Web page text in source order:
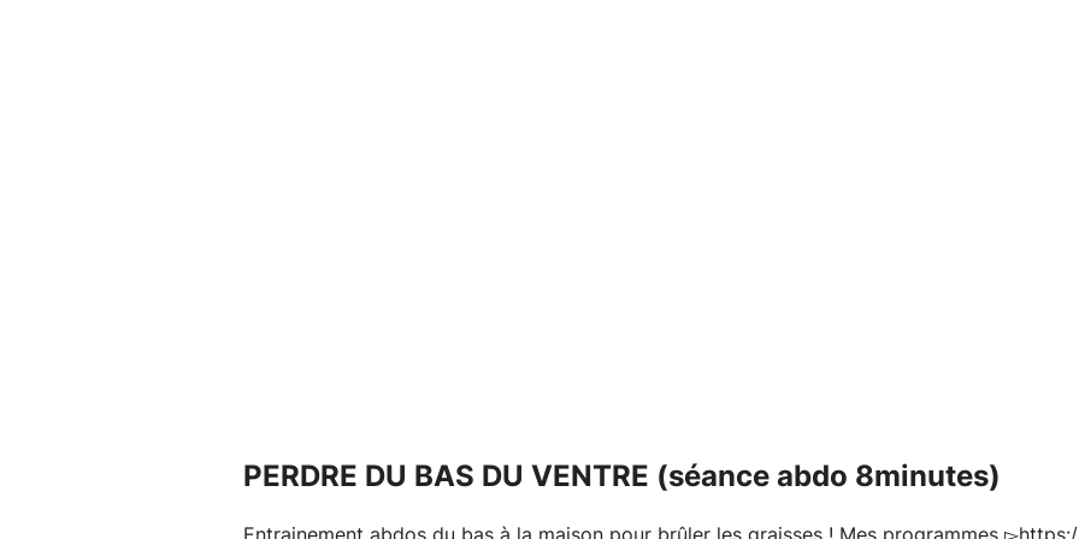
PERDRE DU BAS DU VENTRE (séance abdo 8minutes)
Entrainement abdos du bas à la maison pour brûler les graisses ! Mes programmes